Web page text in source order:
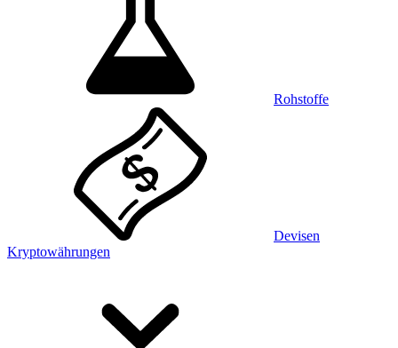
Rohstoffe
Devisen
Kryptowährungen